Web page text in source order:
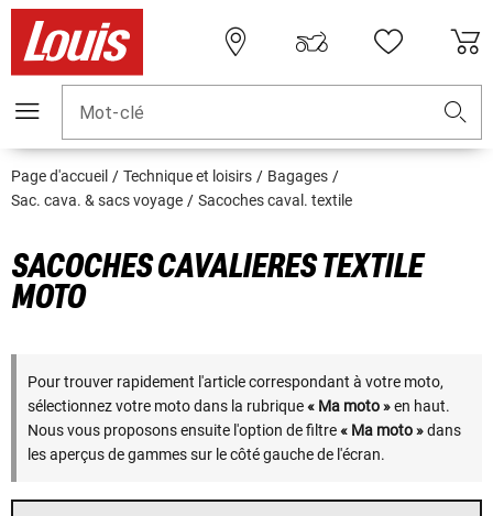
Mot-clé
Page d'accueil Technique et loisirs
Bagages
Sac. cava. & sacs voyage
Sacoches caval. textile
SACOCHES CAVALIERES TEXTILE
MOTO
Pour trouver rapidement l'article correspondant à votre moto,
sélectionnez votre moto dans la rubrique« Ma moto »en haut.
Nous vous proposons ensuite l'option de filtre« Ma moto »dans
les aperçus de gammes sur le côté gauche de l'écran.